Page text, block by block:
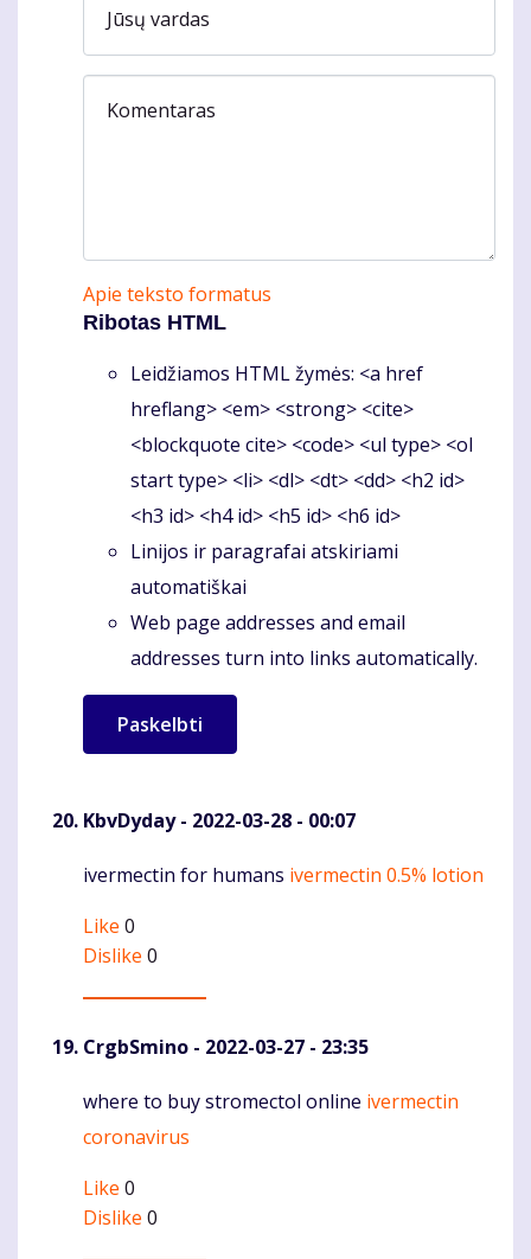
Jūsų vardas
Komentaras
Apie teksto formatus
Ribotas HTML
Leidžiamos HTML žymės: <a href
hreflang> <em> <strong> <cite>
<blockquote cite> <code> <ul type> <ol
start type> <li> <dl> <dt> <dd> <h2 id>
<h3 id> <h4 id> <h5 id> <h6 id>
Linijos ir paragrafai atskiriami
automatiškai
Web page addresses and email
addresses turn into links automatically.
KbvDyday- 2022-03-28 - 00:07
Komentaras
ivermectin for humans ivermectin 0.5% lotion
Like 0
Dislike 0
CrgbSmino - 2022-03-27 - 23:35
Komentaras
where to buy stromectol online ivermectin
coronavirus
Like 0
Dislike 0